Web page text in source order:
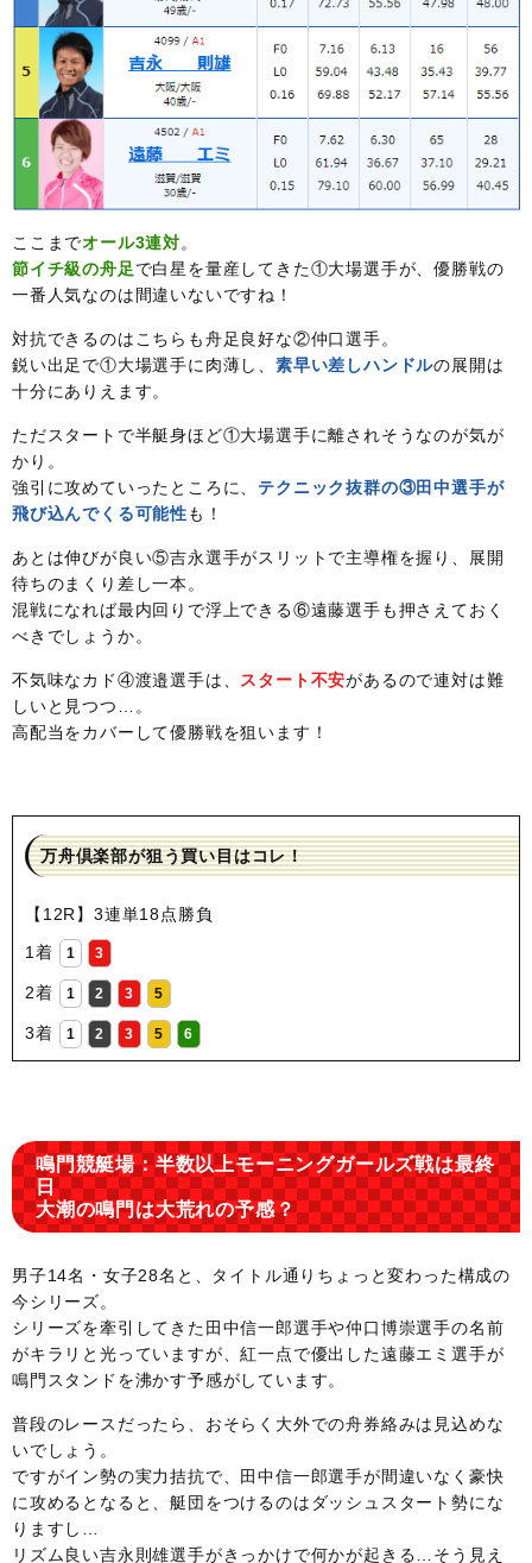
ここまでオール3連対。
節イチ級の舟足で白星を量産してきた①大場選手が、優勝戦の
一番人気なのは間違いないですね！
対抗できるのはこちらも舟足良好な②仲口選手。
鋭い出足で①大場選手に肉薄し、素早い差しハンドルの展開は
十分にありえます。
ただスタートで半艇身ほど①大場選手に離されそうなのが気が
かり。
強引に攻めていったところに、 テクニック抜群の③田中選手が
飛び込んでくる可能性も！
あとは伸びが良い⑤吉永選手がスリットで主導権を握り、展開
待ちのまくり差し一本。
混戦になれば最内回りで浮上できる⑥遠藤選手も押さえておく
べきでしょうか。
不気味なカド④渡邉選手は、 スタート不安があるので連対は難
しいと見つつ…。
高配当をカバーして優勝戦を狙います！
万舟倶楽部が狙う買い目はコレ！
【12R】3連単18点勝負
1着
1 3
2着 1 2 3 5
3着 1 2 3 5 6
鳴門競艇場：半数以上モーニングガールズ戦は最終
日
大潮の鳴門は大荒れの予感？
男子14名・女子28名と、タイトル通りちょっと変わった構成の
今シリーズ。
シリーズを牽引してきた田中信一郎選手や仲口博崇選手の名前
がキラリと光っていますが、紅一点で優出した遠藤エミ選手が
鳴門スタンドを沸かす予感がしています。
普段のレースだったら、おそらく大外での舟券絡みは見込めな
いでしょう。
ですがイン勢の実力拮抗で、田中信一郎選手が間違いなく豪快
に攻めるとなると、艇団をつけるのはダッシュスタート勢にな
りますし…
リズム良い吉永則雄選手がきっかけで何かが起きる…そう見え